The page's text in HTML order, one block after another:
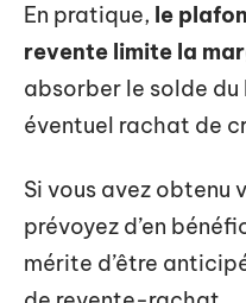
En pratique, le
revente limite la
absorber le solde du
éventuel rachat de
Si vous avez obtenu
prévoyez d’en
mérite d’être